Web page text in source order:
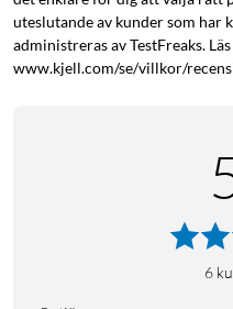
uteslutande av kunder som har
administreras av TestFreaks.
www.kjell.com/se/villkor/
6